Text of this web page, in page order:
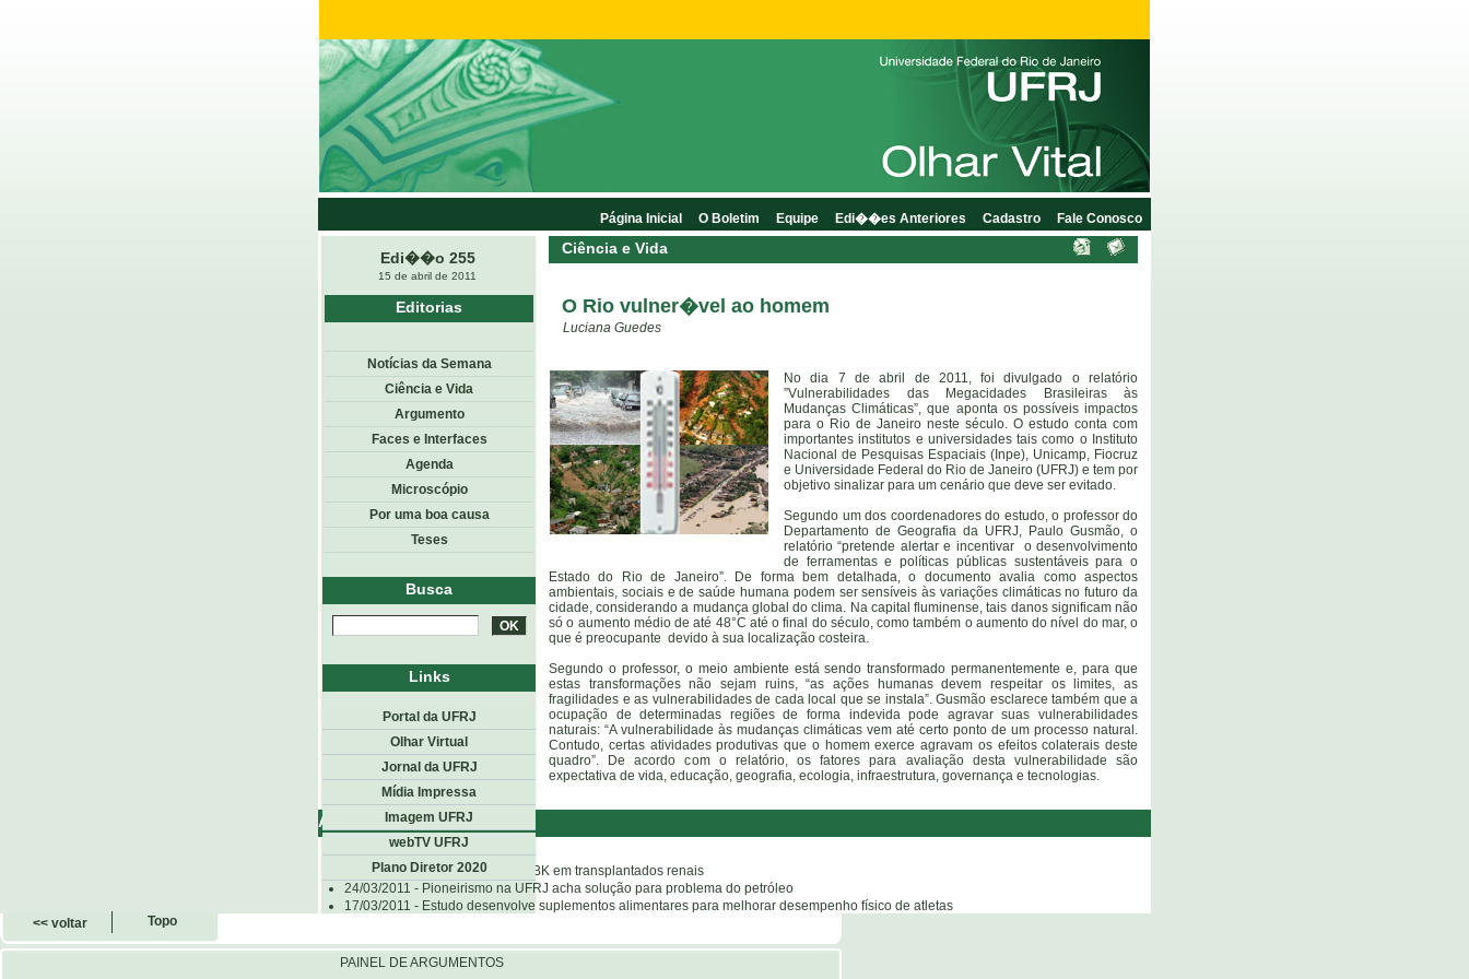
Edi��o 255
15 de abril de 2011
Ciência e Vida
O Rio vulner�vel ao homem
Luciana Guedes
No dia 7 de abril de 2011, foi divulgado o relatório
”Vulnerabilidades das Megacidades Brasileiras às
Mudanças Climáticas”, que aponta os possíveis impactos
para o Rio de Janeiro neste século. O estudo conta com
importantes institutos e universidades tais como o Instituto
Nacional de Pesquisas Espaciais (Inpe), Unicamp, Fiocruz
e Universidade Federal do Rio de Janeiro (UFRJ) e tem por
objetivo sinalizar para um cenário que deve ser evitado.
Segundo um dos coordenadores do estudo, o professor do
Departamento de Geografia da UFRJ, Paulo Gusmão, o
relatório “pretende alertar e incentivar o desenvolvimento
de ferramentas e políticas públicas sustentáveis para o
Estado do Rio de Janeiro”. De forma bem detalhada, o documento avalia como aspectos
ambientais, sociais e de saúde humana podem ser sensíveis às variações climáticas no futuro da
cidade, considerando a mudança global do clima. Na capital fluminense, tais danos significam não
só o aumento médio de até 48°C até o final do século, como também o aumento do nível do mar, o
que é preocupante devido à sua localização costeira.
Segundo o professor, o meio ambiente está sendo transformado permanentemente e, para que
estas transformações não sejam ruins, “as ações humanas devem respeitar os limites, as
fragilidades e as vulnerabilidades de cada local que se instala”. Gusmão esclarece também que a
ocupação de determinadas regiões de forma indevida pode agravar suas vulnerabilidades
naturais: “A vulnerabilidade às mudanças climáticas vem até certo ponto de um processo natural.
Contudo, certas atividades produtivas que o homem exerce agravam os efeitos colaterais deste
quadro”. De acordo com o relatório, os fatores para avaliação desta vulnerabilidade são
expectativa de vida, educação, geografia, ecologia, infraestrutura, governança e tecnologias.
Anteriores
07/04/2011 -Detecção do vírus BK em transplantados renais
24/03/2011 - Pioneirismo na UFRJ acha solução para problema do petróleo
17/03/2011 - Estudo desenvolve suplementos alimentares para melhorar desempenho físico de atletas
Editorias
Notícias da Semana
Ciência e Vida
Argumento
Faces e Interfaces
Agenda
Microscópio
Por uma boa causa
Teses
Busca
Página Inicial O Boletim Equipe Edi��es Anteriores Cadastro Fale Conosco
Links
Portal da UFRJ
Olhar Virtual
Jornal da UFRJ
Mídia Impressa
Imagem UFRJ
webTV UFRJ
Plano Diretor 2020
<< voltar Topo
PAINEL DE ARGUMENTOS